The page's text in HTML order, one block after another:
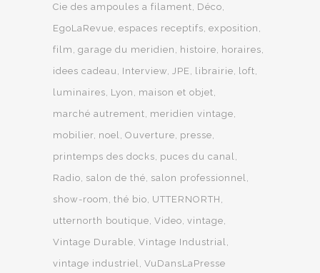
Cie des ampoules a filament Déco
EgoLaRevue espaces receptifs exposition
film garage du meridien histoire
horaires
idees cadeau
Interview JPE librairie
loft
luminaires Lyon
maison et objet
marché autrement meridien vintage
mobilier noel Ouverture presse
printemps des docks puces du canal
Radio salon de thé salon professionnel
show-room thé bio UTTERNORTH
utternorth boutique Video vintage
Vintage Durable Vintage Industrial
vintage industriel
VuDansLaPresse